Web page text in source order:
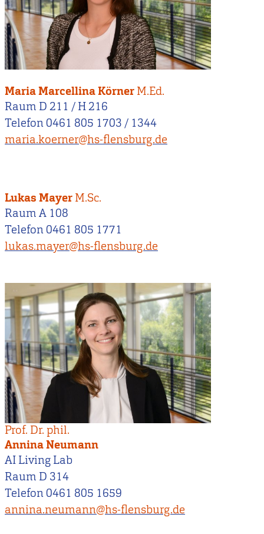
Maria Marcellina Körner M.Ed.
Raum D 211 / H 216
Telefon 0461 805 1703 / 1344
maria.koerner@hs-flensburg.de
Lukas Mayer M.Sc.
Raum A 108
Telefon 0461 805 1771
lukas.mayer@hs-flensburg.de
Prof. Dr. phil.
Annina Neumann
AI Living Lab
Raum D 314
Telefon 0461 805 1659
annina.neumann@hs-flensburg.de